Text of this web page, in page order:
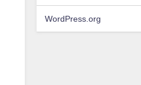
WordPress.org